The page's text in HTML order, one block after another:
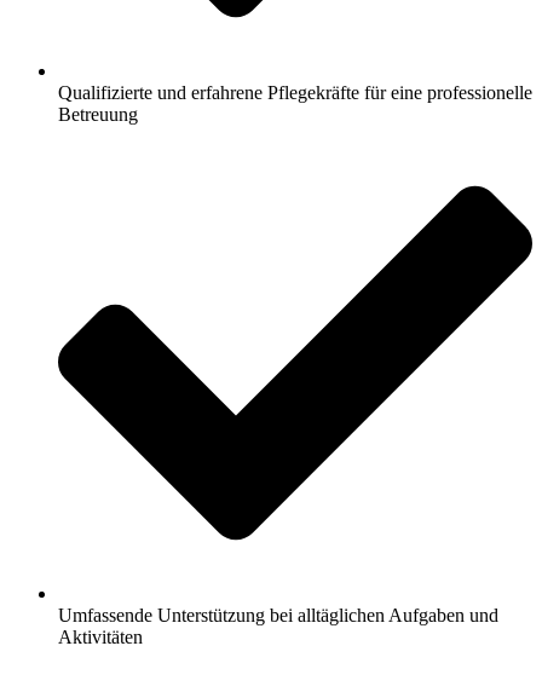
Qualifizierte und erfahrene Pflegekräfte für eine professionelle
Betreuung
Umfassende Unterstützung bei alltäglichen Aufgaben und
Aktivitäten